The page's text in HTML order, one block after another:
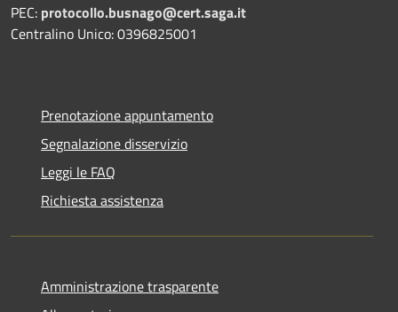
PEC: protocollo.busnago@cert.saga.it
Centralino Unico: 0396825001
Prenotazione appuntamento
Segnalazione disservizio
Leggi le FAQ
Richiesta assistenza
Amministrazione trasparente